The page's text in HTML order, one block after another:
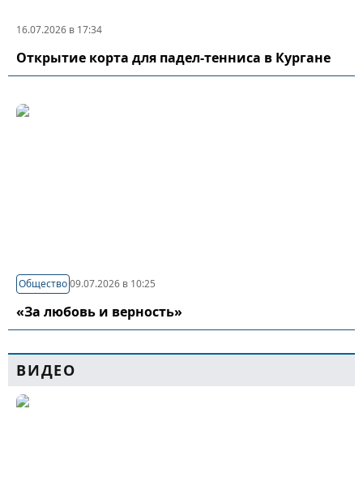
16.07.2026 в 17:34
Открытие корта для падел-тенниса в Кургане
Общество09.07.2026 в 10:25
«За любовь и верность»
ВИДЕО